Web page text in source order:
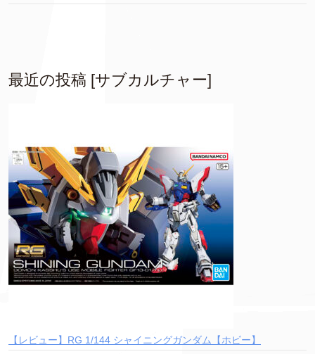
最近の投稿 [サブカルチャー]
【レビュー】RG 1/144 シャイニングガンダム【ホビー】